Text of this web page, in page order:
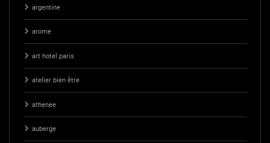
argentine
arome
art hotel paris
atelier bien être
athenee
auberge